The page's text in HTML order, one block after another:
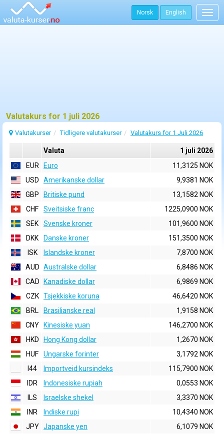
Norsk English
Valutakurs for 1 juli 2026
Valutakurser Tidligere valutakurser Valutakurs for 1 Juli 2026
Valuta
1 juli 2026
EUR
Euro
11,3125 NOK
USD
Amerikanske dollar
9,9381 NOK
GBP
Britiske pund
13,1582 NOK
CHF
Sveitsiske franc
1225,0900 NOK
SEK
Svenske kroner
101,9600 NOK
DKK
Danske kroner
151,3500 NOK
ISK
Islandske kroner
7,8700 NOK
AUD Australske dollar
6,8486 NOK
CAD
Kanadiske dollar
6,9869 NOK
CZK Tsjekkiske koruna
46,6420 NOK
BRL
Brasilianske real
1,9158 NOK
CNY
Kinesiske yuan
146,2700 NOK
HKD
Hong Kong dollar
1,2670 NOK
HUF
Ungarske forinter
3,1792 NOK
I44
Importveid kursindeks
115,7900 NOK
IDR
Indonesiske rupiah
0,0553 NOK
ILS
Israelske shekel
3,3370 NOK
INR
Indiske rupi
10,4340 NOK
JPY Japanske yen
6,1079 NOK